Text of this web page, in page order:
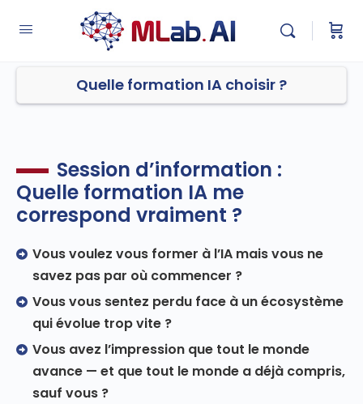
Quelle formation IA choisir ?
Session d’information :
Quelle formation IA me
correspond vraiment ?
Vous voulez vous former à l’IA mais vous ne
savez pas par où commencer ?
Vous vous sentez perdu face à un écosystème
qui évolue trop vite ?
Vous avez l’impression que tout le monde
avance — et que tout le monde a déjà compris,
sauf vous ?